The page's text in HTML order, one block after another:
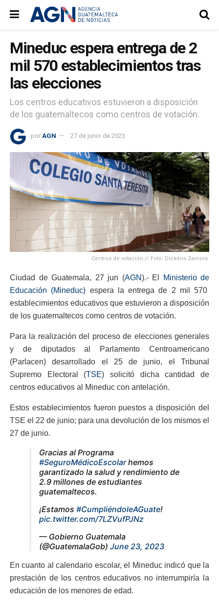
Mineduc espera entrega de 2
mil 570 establecimientos tras
las elecciones
Los centros educativos estuvieron a disposición
de los guatemaltecos como centros de votación.
por AGN 27 de junio de 2023
Centros de votación.// Foto: Dickéns Zamora.
Ciudad de Guatemala, 27 jun (AGN).- El
Ministerio de
Educación (Mineduc) espera la entrega de 2 mil 570
establecimientos educativos que estuvieron a disposición
de los guatemaltecos como centros de votación.
Para la realización del proceso de elecciones generales
y de diputados al Parlamento Centroamericano
(Parlacen) desarrollado el 25 de junio, el Tribunal
Supremo Electoral (TSE) solicitó dicha cantidad de
centros educativos al Mineduc con antelación.
Estos establecimientos fueron puestos a disposición del
TSE el 22 de junio; para una devolución de los mismos el
27 de junio.
Gracias al Programa
#SeguroMédicoEscolarhemos
garantizado la salud y rendimiento de
2.9 millones de estudiantes
guatemaltecos.
¡Estamos #CumpliéndoleAGuate!
pic.twitter.com/7LZVufPJNz
— Gobierno Guatemala
(@GuatemalaGob) June 23, 2023
En cuanto al calendario escolar, el Mineduc indicó que la
prestación de los centros educativos no interrumpiría la
educación de los menores de edad.